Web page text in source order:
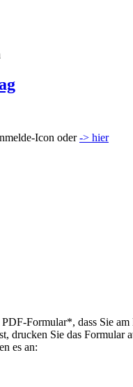
Icon oder-> hier
Formular*, dass Sie
drucken Sie das
es an: